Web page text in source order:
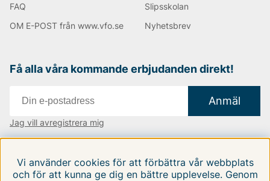
FAQ
OM E-POST från www.vfo.se
Slipsskolan
Nyhetsbrev
Få alla våra kommande erbjudanden direkt!
Anmäl
Jag vill avregistrera mig
Följ oss på våra sociala medier
Vi använder cookies för att förbättra vår webbplats
och för att kunna ge dig en bättre upplevelse. Genom